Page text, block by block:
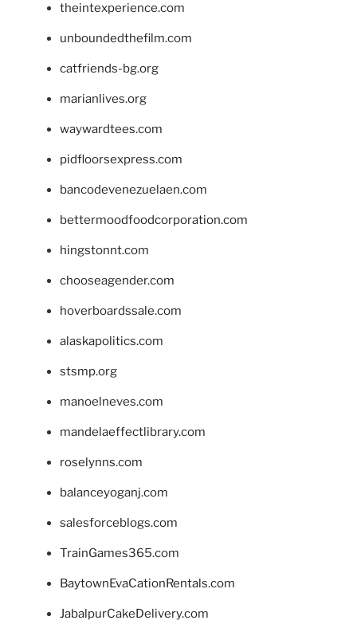
theintexperience.com
unboundedthefilm.com
catfriends-bg.org
marianlives.org
waywardtees.com
pidfloorsexpress.com
bancodevenezuelaen.com
bettermoodfoodcorporation.com
hingstonnt.com
chooseagender.com
hoverboardssale.com
alaskapolitics.com
stsmp.org
manoelneves.com
mandelaeffectlibrary.com
roselynns.com
balanceyoganj.com
salesforceblogs.com
TrainGames365.com
BaytownEvaCationRentals.com
JabalpurCakeDelivery.com